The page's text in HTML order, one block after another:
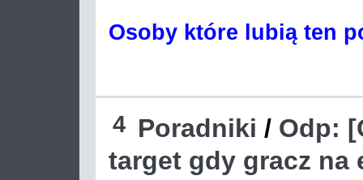
Osoby które lubią ten
4 Poradniki / Odp:
target gdy gracz na